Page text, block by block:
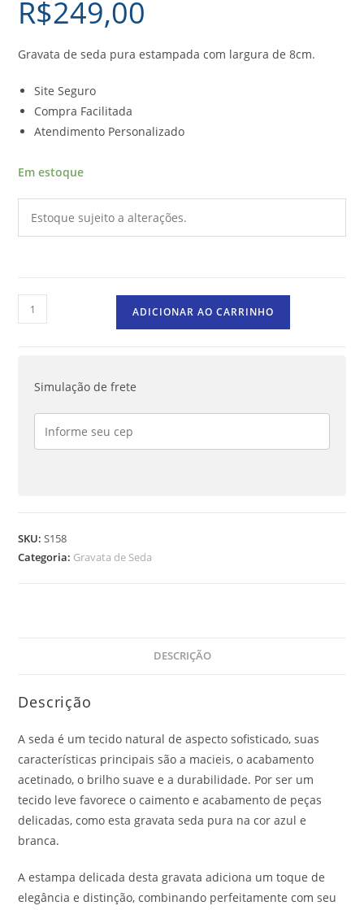
R$249,00
Gravata de seda pura estampada com largura de 8cm.
Site Seguro
Compra Facilitada
Atendimento Personalizado
Em estoque
Estoque sujeito a alterações.
ADICIONAR AO CARRINHO
Simulação de frete
SKU:S158
Categoria: Gravata de Seda
DESCRIÇÃO
Descrição
A seda é um tecido natural de aspecto sofisticado, suas
características principais são a macieis, o acabamento
acetinado, o brilho suave e a durabilidade. Por ser um
tecido leve favorece o caimento e acabamento de peças
delicadas, como esta gravata seda pura na cor azul e
branca.
A estampa delicada desta gravata adiciona um toque de
elegância e distinção, combinando perfeitamente com seu